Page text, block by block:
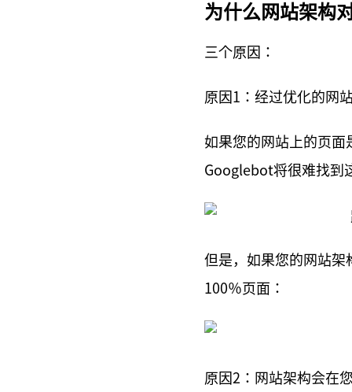
为什么网站架构
三个原因：
原因1：经过优化的网
如果您的网站上的页面
Googlebot将很难找到
但是，如果您的网站架
100％页面：
原因2：网站架构会在